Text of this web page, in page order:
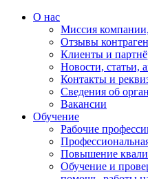
О нас
Миссия
Отзывы
Клиенты и
Новости, статьи,
Контакты и
Сведения об
Вакансии
Обучение
Рабочие
Повышение
Обучение и